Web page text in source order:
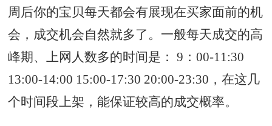
周后你的宝贝每天都会有展现在买家面前的机
会，成交机会自然就多了。一般每天成交的高
峰期、上网人数多的时间是： 9：00-11:30
13:00-14:00 15:00-17:30 20:00-23:30，在这几
个时间段上架，能保证较高的成交概率。